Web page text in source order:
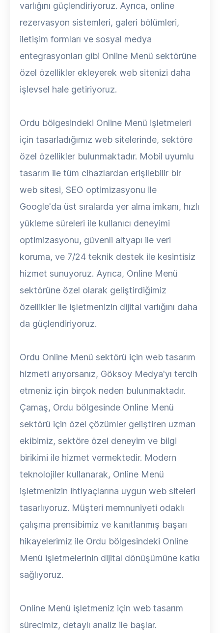
varlığını güçlendiriyoruz. Ayrıca, online
rezervasyon sistemleri, galeri bölümleri,
iletişim formları ve sosyal medya
entegrasyonları gibi Online Menü sektörüne
özel özellikler ekleyerek web sitenizi daha
işlevsel hale getiriyoruz.
Ordu bölgesindeki Online Menü işletmeleri
için tasarladığımız web sitelerinde, sektöre
özel özellikler bulunmaktadır. Mobil uyumlu
tasarım ile tüm cihazlardan erişilebilir bir
web sitesi, SEO optimizasyonu ile
Google'da üst sıralarda yer alma imkanı, hızlı
yükleme süreleri ile kullanıcı deneyimi
optimizasyonu, güvenli altyapı ile veri
koruma, ve 7/24 teknik destek ile kesintisiz
hizmet sunuyoruz. Ayrıca, Online Menü
sektörüne özel olarak geliştirdiğimiz
özellikler ile işletmenizin dijital varlığını daha
da güçlendiriyoruz.
Ordu Online Menü sektörü için web tasarım
hizmeti arıyorsanız, Göksoy Medya'yı tercih
etmeniz için birçok neden bulunmaktadır.
Çamaş, Ordu bölgesinde Online Menü
sektörü için özel çözümler geliştiren uzman
ekibimiz, sektöre özel deneyim ve bilgi
birikimi ile hizmet vermektedir. Modern
teknolojiler kullanarak, Online Menü
işletmenizin ihtiyaçlarına uygun web siteleri
tasarlıyoruz. Müşteri memnuniyeti odaklı
çalışma prensibimiz ve kanıtlanmış başarı
hikayelerimiz ile Ordu bölgesindeki Online
Menü işletmelerinin dijital dönüşümüne katkı
sağlıyoruz.
Online Menü işletmeniz için web tasarım
sürecimiz, detaylı analiz ile başlar.